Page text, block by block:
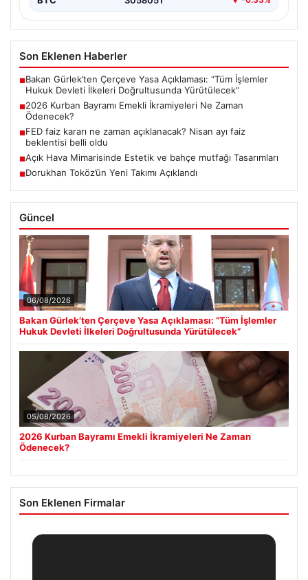
Son Eklenen Haberler
■Bakan Gürlek’ten Çerçeve Yasa Açıklaması: “Tüm İşlemler
Hukuk Devleti İlkeleri Doğrultusunda Yürütülecek”
■2026 Kurban Bayramı Emekli İkramiyeleri Ne Zaman
Ödenecek?
■FED faiz kararı ne zaman açıklanacak? Nisan ayı faiz
beklentisi belli oldu
■Açık Hava Mimarisinde Estetik ve bahçe mutfağı Tasarımları
■Dorukhan Toköz’ün Yeni Takımı Açıklandı
Güncel
06/08/2026
Bakan Gürlek’ten Çerçeve Yasa Açıklaması: “Tüm İşlemler
Hukuk Devleti İlkeleri Doğrultusunda Yürütülecek”
05/08/2026
2026 Kurban Bayramı Emekli İkramiyeleri Ne Zaman
Ödenecek?
Son Eklenen Firmalar